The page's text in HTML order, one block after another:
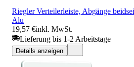
Riegler Verteilerleiste, Abgänge
Alu
19,57 €inkl. MwSt.
Lieferung bis 1-2 Arbeitstage
Details anzeigen